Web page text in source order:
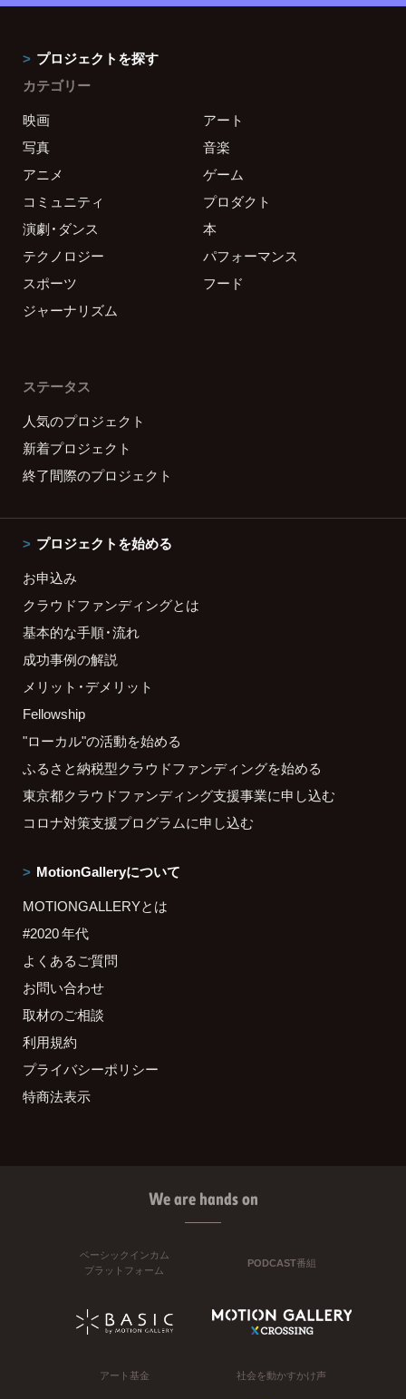
プロジェクトを探す
カテゴリー
映画
アート
写真
音楽
アニメ
ゲーム
コミュニティ
プロダクト
演劇・ダンス
本
テクノロジー
パフォーマンス
スポーツ
フード
ジャーナリズム
ステータス
人気のプロジェクト
新着プロジェクト
終了間際のプロジェクト
プロジェクトを始める
お申込み
クラウドファンディングとは
基本的な手順・流れ
成功事例の解説
メリット・デメリット
Fellowship
"ローカル"の活動を始める
ふるさと納税型クラウドファンディングを始める
東京都クラウドファンディング支援事業に申し込む
コロナ対策支援プログラムに申し込む
MotionGalleryについて
MOTIONGALLERYとは
#2020 年代
よくあるご質問
お問い合わせ
取材のご相談
利用規約
プライバシーポリシー
特商法表示
We are hands on
ベーシックインカム
プラットフォーム
PODCAST番組
アート基金 社会を動かすかけ声